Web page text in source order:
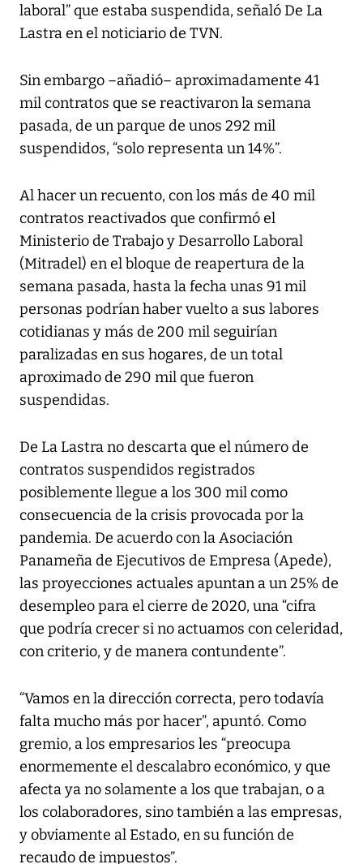
laboral” que estaba suspendida, señaló De La
Lastra en el noticiario de TVN.
Sin embargo –añadió– aproximadamente 41
mil contratos que se reactivaron la semana
pasada, de un parque de unos 292 mil
suspendidos, “solo representa un 14%”.
Al hacer un recuento, con los más de 40 mil
contratos reactivados que confirmó el
Ministerio de Trabajo y Desarrollo Laboral
(Mitradel) en el bloque de reapertura de la
semana pasada, hasta la fecha unas 91 mil
personas podrían haber vuelto a sus labores
cotidianas y más de 200 mil seguirían
paralizadas en sus hogares, de un total
aproximado de 290 mil que fueron
suspendidas.
De La Lastra no descarta que el número de
contratos suspendidos registrados
posiblemente llegue a los 300 mil como
consecuencia de la crisis provocada por la
pandemia. De acuerdo con la Asociación
Panameña de Ejecutivos de Empresa (Apede),
las proyecciones actuales apuntan a un 25% de
desempleo para el cierre de 2020, una “cifra
que podría crecer si no actuamos con celeridad,
con criterio, y de manera contundente”.
“Vamos en la dirección correcta, pero todavía
falta mucho más por hacer”, apuntó. Como
gremio, a los empresarios les “preocupa
enormemente el descalabro económico, y que
afecta ya no solamente a los que trabajan, o a
los colaboradores, sino también a las empresas,
y obviamente al Estado, en su función de
recaudo de impuestos”.